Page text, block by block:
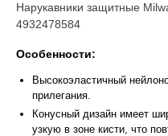
Нарукавники защитные
4932478584
Особенности:
Высокоэластичный
прилегания.
Конусный дизайн имеет
узкую в зоне кисти, что